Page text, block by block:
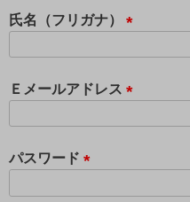
須
氏名（フリガナ）
須
Ｅメールアドレス
パスワード